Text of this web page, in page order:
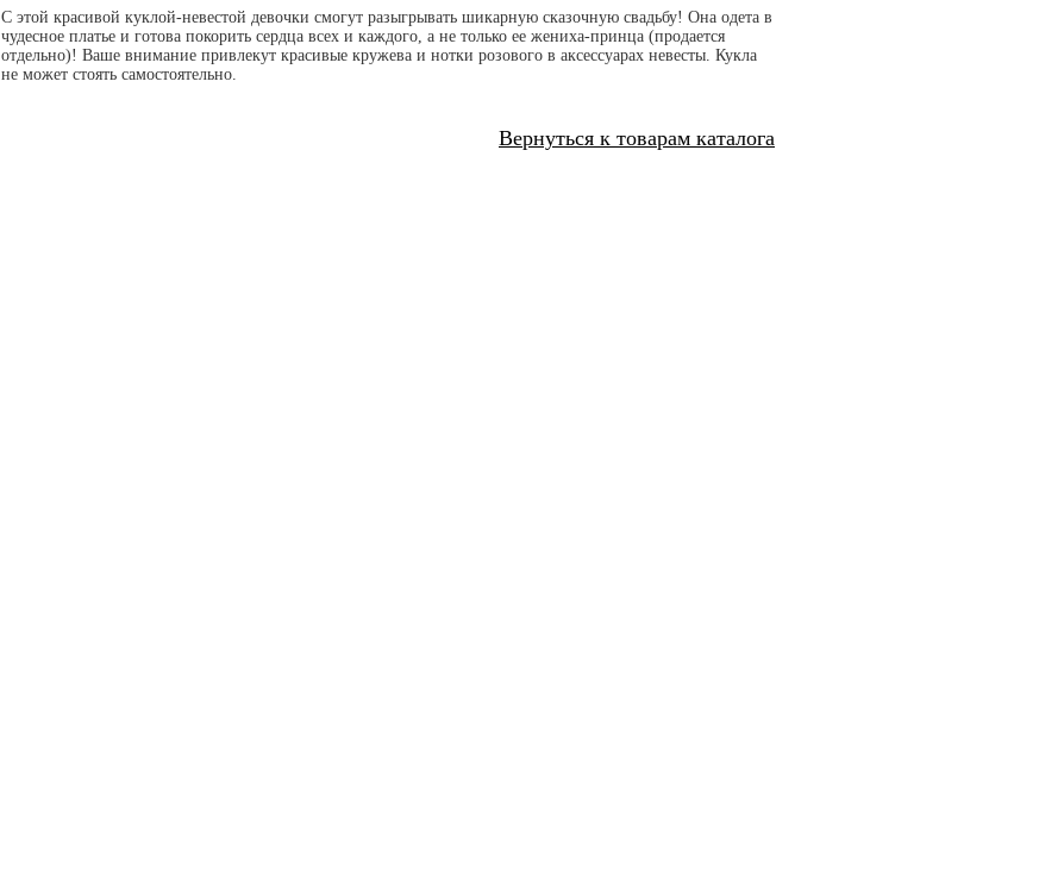
С этой красивой куклой-невестой девочки смогут разыгрывать шикарную сказочную свадьбу! Она одета в
чудесное платье и готова покорить сердца всех и каждого, а не только ее жениха-принца (продается
отдельно)! Ваше внимание привлекут красивые кружева и нотки розового в аксессуарах невесты. Кукла
не может стоять самостоятельно.
Вернуться к товарам каталога